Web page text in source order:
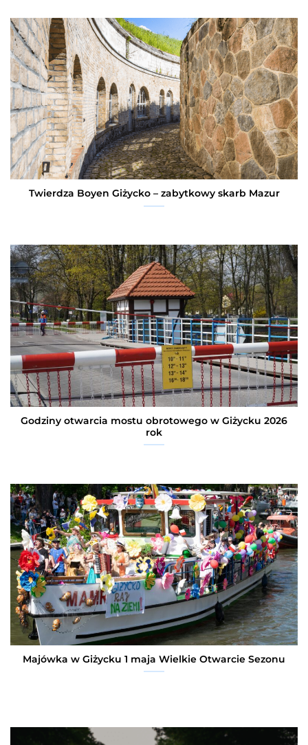
Twierdza Boyen Giżycko – zabytkowy skarb Mazur
Godziny otwarcia mostu obrotowego w Giżycku 2026
rok
Majówka w Giżycku 1 maja Wielkie Otwarcie Sezonu